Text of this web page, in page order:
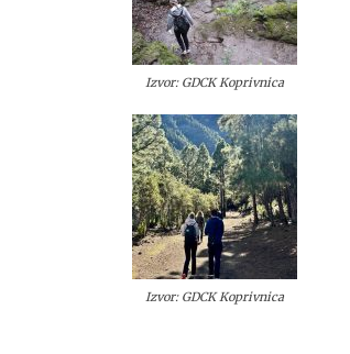
Izvor: GDCK Koprivnica
Izvor: GDCK Koprivnica